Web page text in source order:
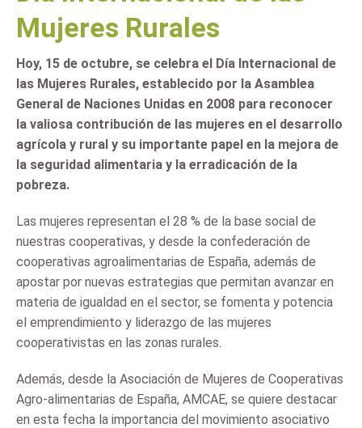
Mujeres Rurales
Hoy, 15 de octubre, se celebra el Día Internacional de
las Mujeres Rurales, establecido por la Asamblea
General de Naciones Unidas en 2008 para reconocer
la valiosa contribución de las mujeres en el desarrollo
agrícola y rural y su importante papel en la mejora de
la seguridad alimentaria y la erradicación de la
pobreza.
Las mujeres representan el 28 % de la base social de
nuestras cooperativas, y desde la confederación de
cooperativas agroalimentarias de España, además de
apostar por nuevas estrategias que permitan avanzar en
materia de igualdad en el sector, se fomenta y potencia
el emprendimiento y liderazgo de las mujeres
cooperativistas en las zonas rurales.
Además, desde la Asociación de Mujeres de Cooperativas
Agro-alimentarias de España, AMCAE, se quiere destacar
en esta fecha la importancia del movimiento asociativo